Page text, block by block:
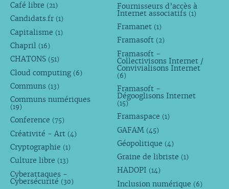
Café libre (21)
Candidats.fr (1)
Capitalisme (1)
Chapril (16)
CHATONS (51)
Cloud computing (6)
Communs (13)
Communs numériques
(19)
Conference (75)
Créativité - Art (4)
Cryptographie (1)
Culture libre (13)
Cyberattaques -
Cybersécurité (30)
Fournisseurs d’accès à
Internet associatifs (1)
Framanet (1)
Framasoft (2)
Framasoft -
Collectivisons Internet /
Convivialisons Internet
(6)
Framasoft -
Dégooglisons Internet
(15)
Framaspace (1)
GAFAM (45)
Géopolitique (4)
Graine de libriste (1)
HADOPI (14)
Inclusion numérique (6)